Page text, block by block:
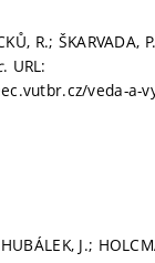
R.; ŠKARVADA,
. URL:
veda-a-
J.;